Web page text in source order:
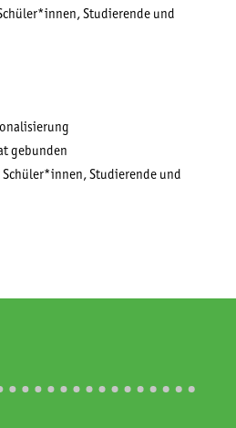
Studierende und
gebunden
Studierende und